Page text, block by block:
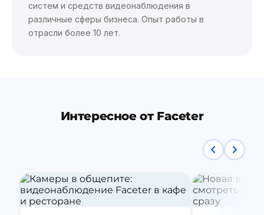
систем и средств видеонаблюдения в
различные сферы бизнеса. Опыт работы в
отрасли более 10 лет.
Интересное от Faceter